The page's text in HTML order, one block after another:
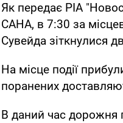
Як передає РІА
САНА, в 7:30 за
Сувейда зіткнулися
На місце події
поранених
В даний час дорожня